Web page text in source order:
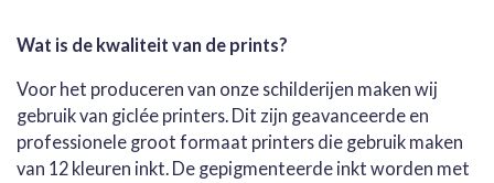
Wat is de kwaliteit van de prints?
Voor het produceren van onze schilderijen maken wij
gebruik van giclée printers. Dit zijn geavanceerde en
professionele groot formaat printers die gebruik maken
van 12 kleuren inkt. De gepigmenteerde inkt worden met